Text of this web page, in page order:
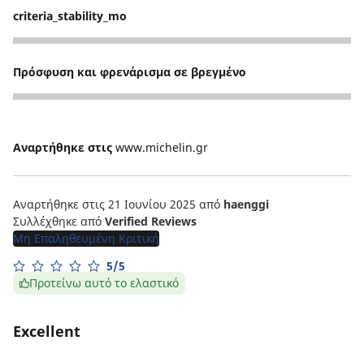
criteria_stability_mo
5
Πρόσφυση και φρενάρισμα σε βρεγμένο
5
Αναρτήθηκε στις www.michelin.gr
Αναρτήθηκε στις 21 Ιουνίου 2025 από haenggi
Συλλέχθηκε από Verified Reviews
Μη Επαληθευμένη Κριτική
5/5
Προτείνω αυτό το ελαστικό
Excellent